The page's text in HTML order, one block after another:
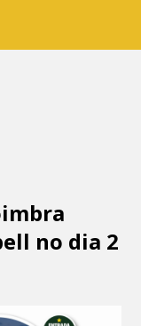
no dia 2